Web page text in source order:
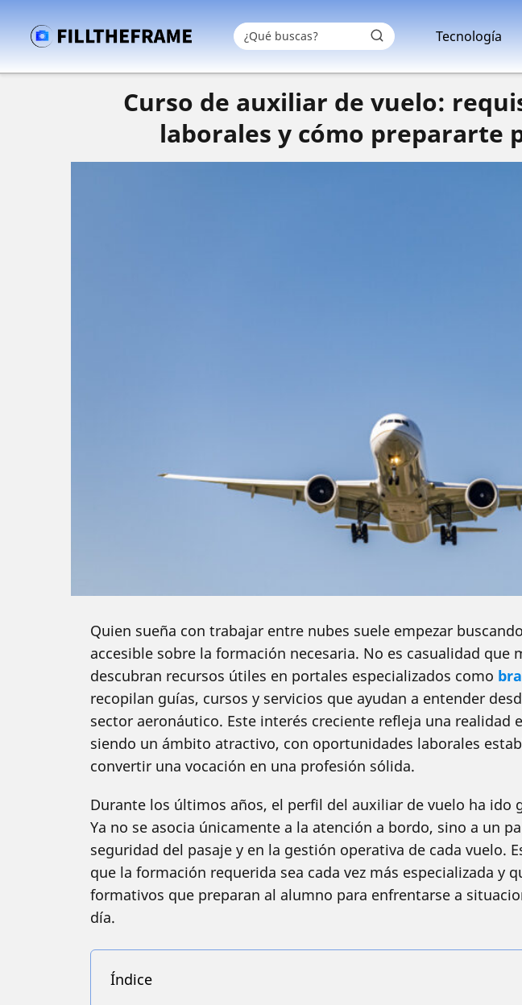
Tecnología
Curso de auxiliar de vuelo:
laborales y cómo prepararte
Quien sueña con trabajar entre nubes suele empezar
accesible sobre la formación necesaria. No es casualidad que
descubran recursos útiles en portales especializados como
recopilan guías, cursos y servicios que ayudan a entender
sector aeronáutico. Este interés creciente refleja una realidad
siendo un ámbito atractivo, con oportunidades laborales
convertir una vocación en una profesión sólida.
Durante los últimos años, el perfil del auxiliar de vuelo ha ido
Ya no se asocia únicamente a la atención a bordo, sino a un
seguridad del pasaje y en la gestión operativa de cada vuelo.
que la formación requerida sea cada vez más especializada y
formativos que preparan al alumno para enfrentarse a
día.
Índice